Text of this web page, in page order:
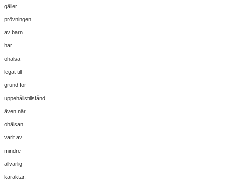
gäller
prövningen
av barn
har
ohälsa
legat till
grund för
uppehållstillstånd
även när
ohälsan
varit av
mindre
allvarlig
karaktär.